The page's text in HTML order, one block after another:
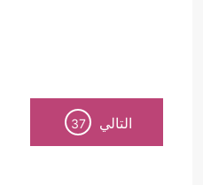
التالي 37